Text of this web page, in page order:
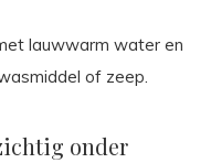
lauwwarm water en
of zeep.
onder